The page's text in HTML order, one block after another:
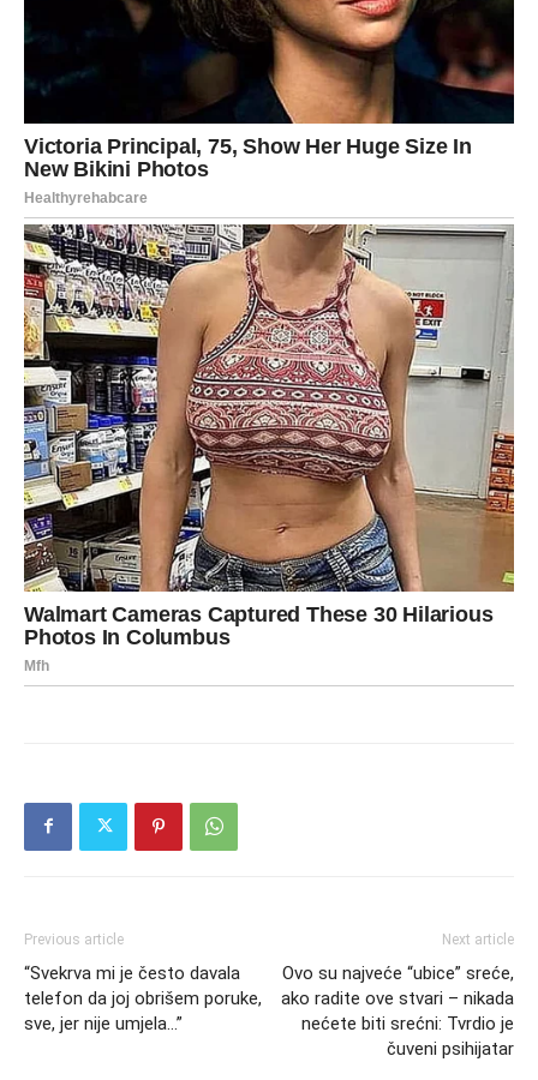
Previous article
“Svekrva mi je često davala
telefon da joj obrišem poruke,
sve, jer nije umjela…”
Next article
Ovo su najveće “ubice” sreće,
ako radite ove stvari – nikada
nećete biti srećni: Tvrdio je
čuveni psihijatar